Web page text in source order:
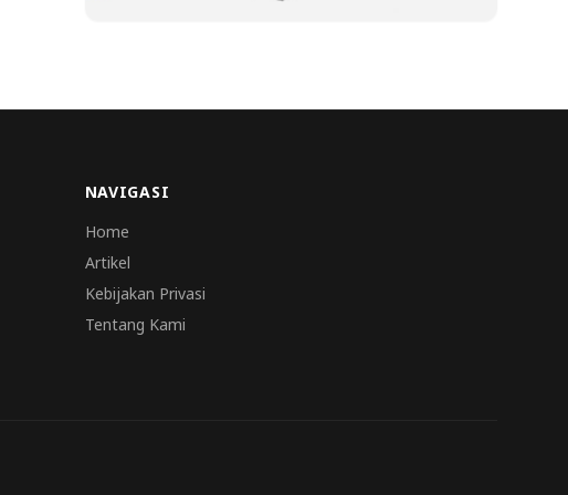
NAVIGASI
Home
Artikel
Kebijakan Privasi
Tentang Kami